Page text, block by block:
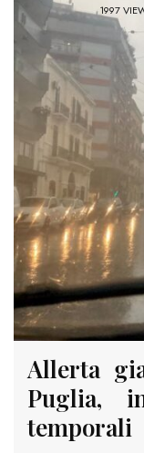
1997
Allerta
Puglia,
temporali